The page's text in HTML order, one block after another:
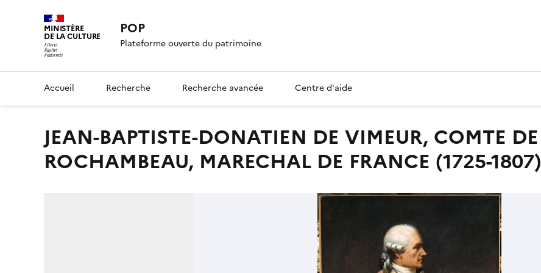
MINISTÈRE
DE LA CULTURE POP
Plateforme ouverte du patrimoine
Accueil Recherche Recherche avancée Centre d'aide
JEAN-BAPTISTE-DONATIEN DE VIMEUR, COMTE DE
ROCHAMBEAU, MARECHAL DE FRANCE (1725-1807)